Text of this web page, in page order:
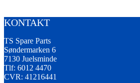
KONTAKT
TS Spare Parts
Søndermarken 6
7130 Juelsminde
Tlf: 6012 4470
CVR: 41216441